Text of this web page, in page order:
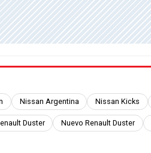
Nissan Argentina Nissan Kicks
Duster Nuevo Renault Duster